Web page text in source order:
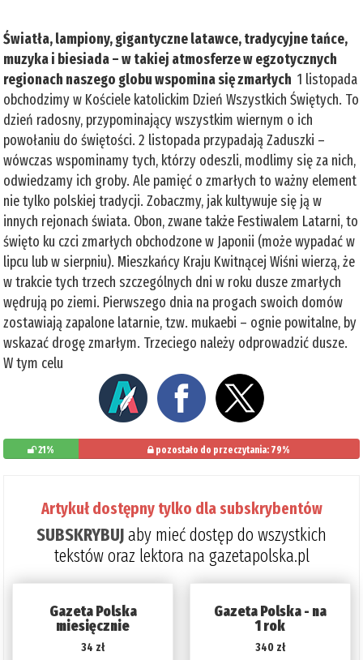
Światła, lampiony, gigantyczne latawce, tradycyjne tańce,
muzyka i biesiada – w takiej atmosferze w egzotycznych
regionach naszego globu wspomina się zmarłych 1 listopada
obchodzimy w Kościele katolickim Dzień Wszystkich Świętych. To
dzień radosny, przypominający wszystkim wiernym o ich
powołaniu do świętości. 2 listopada przypadają Zaduszki –
wówczas wspominamy tych, którzy odeszli, modlimy się za nich,
odwiedzamy ich groby. Ale pamięć o zmarłych to ważny element
nie tylko polskiej tradycji. Zobaczmy, jak kultywuje się ją w
innych rejonach świata. Obon, zwane także Festiwalem Latarni, to
święto ku czci zmarłych obchodzone w Japonii (może wypadać w
lipcu lub w sierpniu). Mieszkańcy Kraju Kwitnącej Wiśni wierzą, że
w trakcie tych trzech szczególnych dni w roku dusze zmarłych
wędrują po ziemi. Pierwszego dnia na progach swoich domów
zostawiają zapalone latarnie, tzw. mukaebi – ognie powitalne, by
wskazać drogę zmarłym. Trzeciego należy odprowadzić dusze.
W tym celu
21% pozostało do przeczytania: 79%
Artykuł dostępny tylko dla subskrybentów
SUBSKRYBUJaby mieć dostęp do wszystkich
tekstów oraz lektora na gazetapolska.pl
Gazeta Polska
miesięcznie
34 zł
Gazeta Polska - na
1 rok
340 zł